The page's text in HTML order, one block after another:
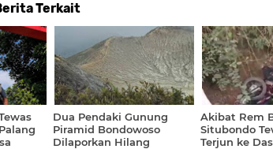
Terkait
Dua Pendaki Gunung
Piramid Bondowoso
Dilaporkan Hilang
Akibat Rem
Situbondo
Terjun ke